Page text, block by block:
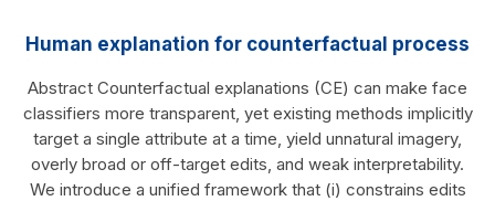
Human explanation for counterfactual process
Abstract Counterfactual explanations (CE) can make face
classifiers more transparent, yet existing methods implicitly
target a single attribute at a time, yield unnatural imagery,
overly broad or off-target edits, and weak interpretability.
We introduce a unified framework that (i) constrains edits